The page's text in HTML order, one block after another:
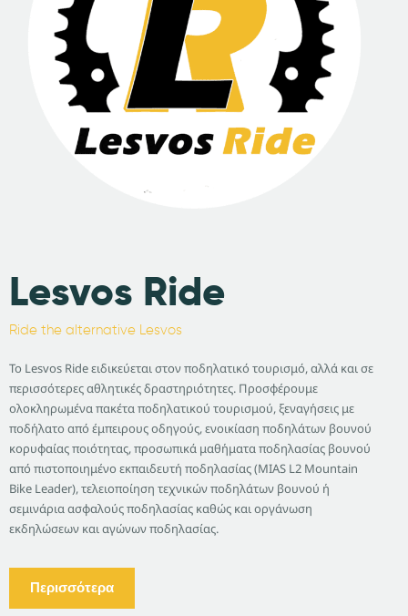
Lesvos Ride
Ride the alternative Lesvos
Το Lesvos Ride ειδικεύεται στον ποδηλατικό τουρισμό, αλλά και σε
περισσότερες αθλητικές δραστηριότητες. Προσφέρουμε
ολοκληρωμένα πακέτα ποδηλατικού τουρισμού, ξεναγήσεις με
ποδήλατο από έμπειρους οδηγούς, ενοικίαση ποδηλάτων βουνού
κορυφαίας ποιότητας, προσωπικά μαθήματα ποδηλασίας βουνού
από πιστοποιημένο εκπαιδευτή ποδηλασίας (MIAS L2 Mountain
Bike Leader), τελειοποίηση τεχνικών ποδηλάτων βουνού ή
σεμινάρια ασφαλούς ποδηλασίας καθώς και οργάνωση
εκδηλώσεων και αγώνων ποδηλασίας.
Περισσότερα